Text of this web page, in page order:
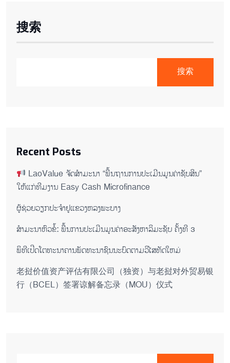
搜索
搜索
Recent Posts
LaoValue ຈັດສຳມະນາ “ພື້ນຖານການປະເມີນມູນຄ່າຊັບສິນ”
ໃຫ້ແກ່ທີມງານ Easy Cash Microfinance
ຜູ້ຊ່ວຍ​ວຽກປະ​ຈຳ​ຢູ​​ແຂວງຫລງ​ພະ​ບາງ
ສຳມະນາຫົວຂໍ້: ພື້ນການປະເມີນມູນຄ່າອະສັງຫາລິມະຊັບ ຄັ້ງທີ 3
ພິ​ທີ​ເປີດ​ໂຕ​ທະ​ນາ​ຄານ​ພັດ​ທະ​ນາ​ຊົນ​ນະ​ບົດ​ຕາມ​ວິ​ໄສ​ທັດ​ໃຫມ່
老挝价值资产评估有限公司（独资）与老挝对外贸易银
行（BCEL）签署谅解备忘录（MOU）仪式